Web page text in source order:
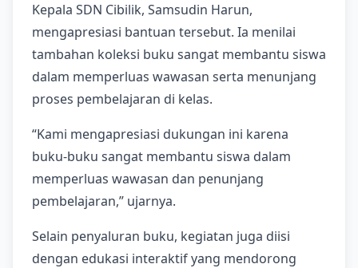
Kepala SDN Cibilik, Samsudin Harun,
mengapresiasi bantuan tersebut. Ia menilai
tambahan koleksi buku sangat membantu siswa
dalam memperluas wawasan serta menunjang
proses pembelajaran di kelas.
“Kami mengapresiasi dukungan ini karena
buku-buku sangat membantu siswa dalam
memperluas wawasan dan penunjang
pembelajaran,” ujarnya.
Selain penyaluran buku, kegiatan juga diisi
dengan edukasi interaktif yang mendorong